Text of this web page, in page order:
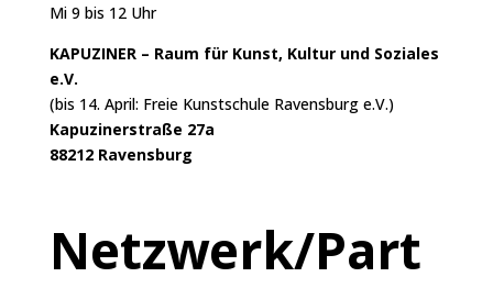
Mi 9 bis 12 Uhr
KAPUZINER – Raum für Kunst, Kultur und Soziales
e.V.
(bis 14. April: Freie Kunstschule Ravensburg e.V.)
Kapuzinerstraße 27a
88212 Ravensburg
Netzwerk/Part